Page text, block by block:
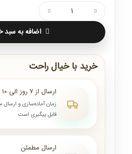
اضافه به سبد
خرید با خیال راحت
ارسال از ۷ روز الی ۱۰ روز کاری
زمان آماده‌سازی و
قابل پیگیری است
ارسال مطمئن